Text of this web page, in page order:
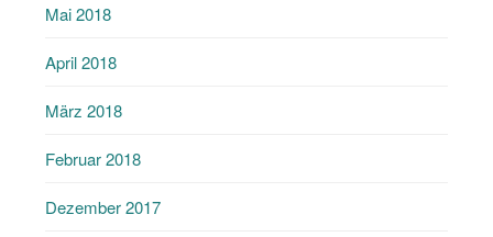
Mai 2018
April 2018
März 2018
Februar 2018
Dezember 2017